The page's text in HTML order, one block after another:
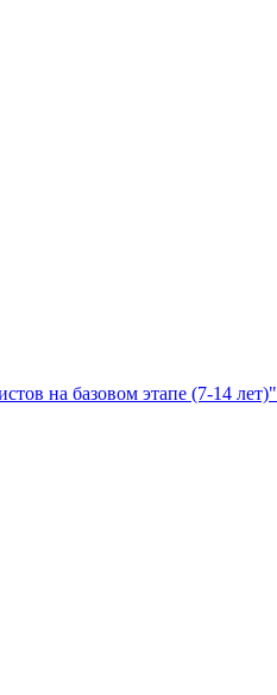
на базовом этапе (7-14 лет)"